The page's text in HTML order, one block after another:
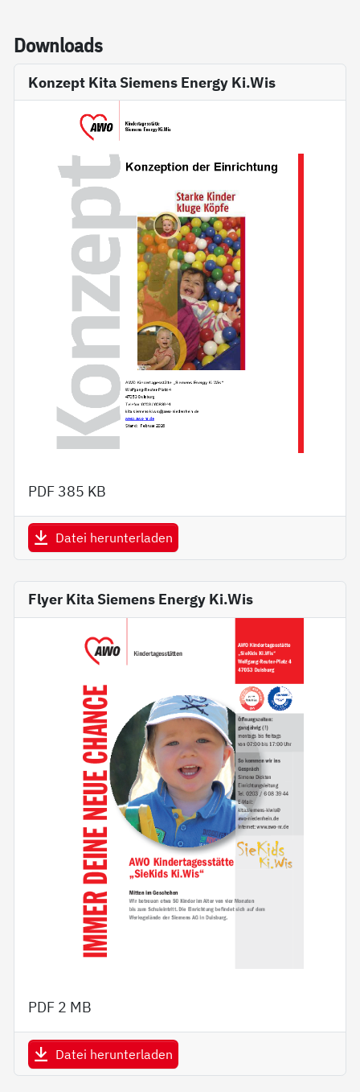
Down­loads
Konzept Kita Siemens Energy Ki.Wis
PDF 385 KB
Datei herunterladen
Flyer Kita Siemens Energy Ki.Wis
PDF 2 MB
Datei herunterladen